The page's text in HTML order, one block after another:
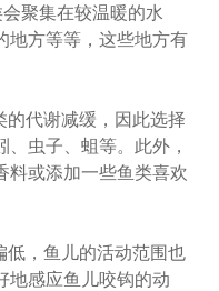
聚集在较温暖的水
地方等等，这些地方有
代谢减缓，因此选择
虫子、蛆等。此外，
料或添加一些鱼类喜欢
低，鱼儿的活动范围也
地感应鱼儿咬钩的动